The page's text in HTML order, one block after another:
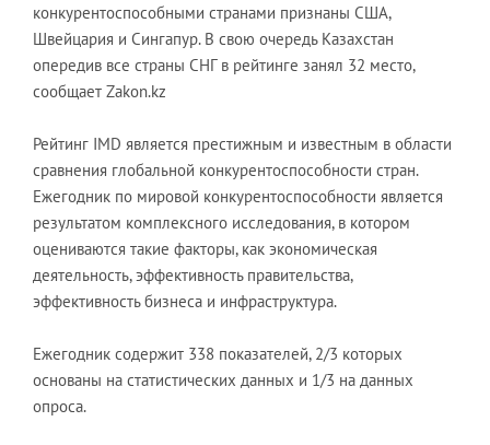
конкурентоспособными странами признаны США,
Швейцария и Сингапур. В свою очередь Казахстан
опередив все страны СНГ в рейтинге занял 32 место,
сообщает Zakon.kz
Рейтинг IMD является престижным и известным в области
сравнения глобальной конкурентоспособности стран.
Ежегодник по мировой конкурентоспособности является
результатом комплексного исследования, в котором
оцениваются такие факторы, как экономическая
деятельность, эффективность правительства,
эффективность бизнеса и инфраструктура.
Ежегодник содержит 338 показателей, 2/3 которых
основаны на статистических данных и 1/3 на данных
опроса.